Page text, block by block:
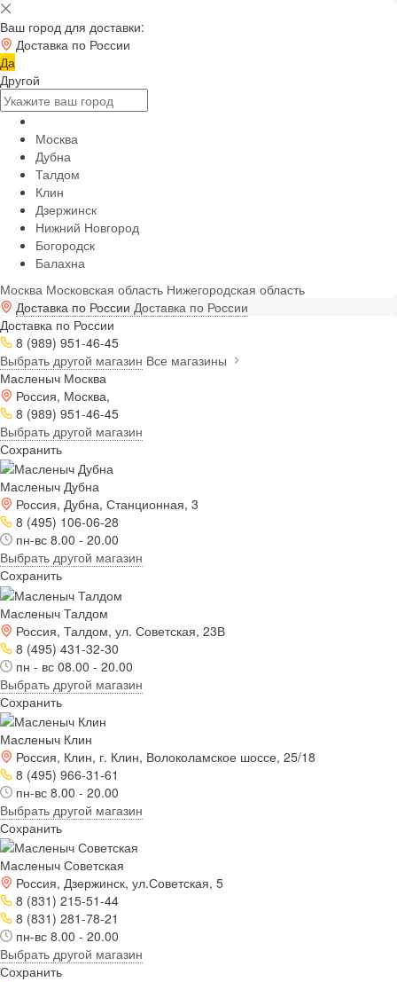
Ваш город для доставки:
Доставка по России
Да
Другой
Москва
Дубна
Талдом
Клин
Дзержинск
Нижний Новгород
Богородск
Балахна
Москва Московская область Нижегородская область
Доставка по России Доставка по России
Доставка по России
8 (989) 951-46-45
Выбрать другой магазин Все магазины
Масленыч Москва
Россия, Москва,
8 (989) 951-46-45
Выбрать другой магазин
Сохранить
Масленыч Дубна
Россия, Дубна, Станционная, 3
8 (495) 106-06-28
пн-вс 8.00 - 20.00
Выбрать другой магазин
Сохранить
Масленыч Талдом
Россия, Талдом, ул. Советская, 23В
8 (495) 431-32-30
пн - вс 08.00 - 20.00
Выбрать другой магазин
Сохранить
Масленыч Клин
Россия, Клин, г. Клин, Волоколамское шоссе, 25/18
8 (495) 966-31-61
пн-вс 8.00 - 20.00
Выбрать другой магазин
Сохранить
Масленыч Советская
Россия, Дзержинск, ул.Советская, 5
8 (831) 215-51-44
8 (831) 281-78-21
пн-вс 8.00 - 20.00
Выбрать другой магазин
Сохранить